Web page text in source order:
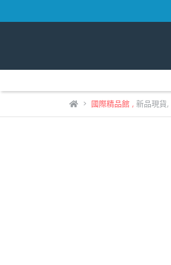
國際精品館, 新品現貨,